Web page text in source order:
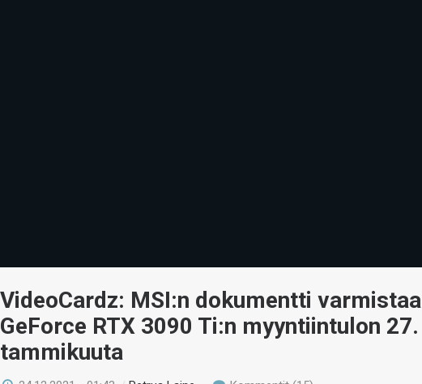
VideoCardz: MSI:n dokumentti varmistaa
GeForce RTX 3090 Ti:n myyntiintulon 27.
tammikuuta